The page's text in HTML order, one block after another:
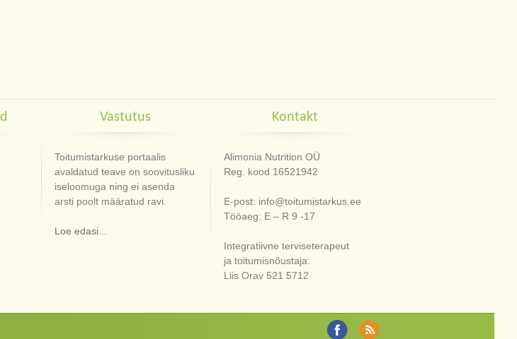
Vastutus
Toitumistarkuse portaalis
avaldatud teave on soovitusliku
iseloomuga ning ei asenda
arsti poolt määratud ravi.
Loe edasi...
Kontakt
Alimonia Nutrition OÜ
Reg. kood 16521942
E-post: info@toitumistarkus.ee
Tööaeg: E – R 9 -17
Integratiivne terviseterapeut
ja toitumisnõustaja:
Liis Orav 521 5712